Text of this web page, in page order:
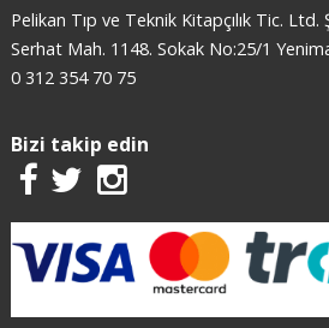
Pelikan Tıp ve Teknik Kitapçılık Tic. Ltd.
Serhat Mah. 1148. Sokak No:25/1
0 312 354 70 75
Bizi takip edin